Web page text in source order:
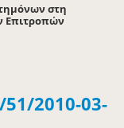
στη
Επιτροπών
2010-03-